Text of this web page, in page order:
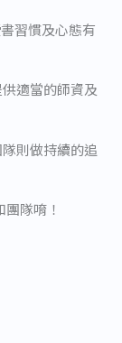
習慣及心態有
適當的師資及
則做持續的追
隊唷！